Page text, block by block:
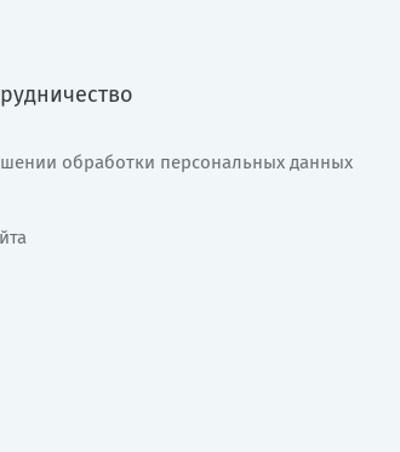
обработки персональных данных